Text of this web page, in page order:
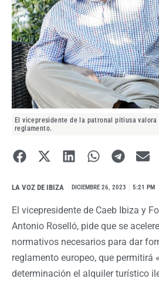
El vicepresidente de la patronal pitiusa
reglamento.
LA VOZ DE IBIZA DICIEMBRE 26, 2023 5:21 PM
El vicepresidente de Caeb Ibiza y
Antonio Roselló, pide que se
normativos necesarios para dar
reglamento europeo, que permitirá
determinación el alquiler turístico